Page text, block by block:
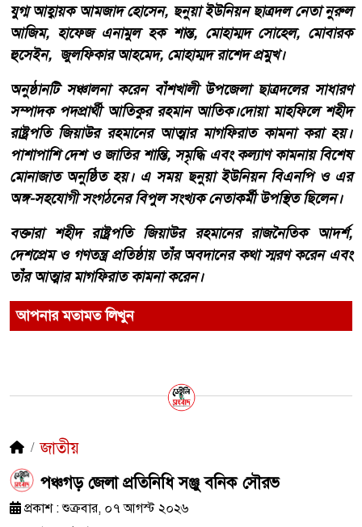
যুগ্ম আহ্বায়ক আমজাদ হোসেন, ছনুয়া ইউনিয়ন ছাত্রদল নেতা নুরুল
আজিম, হাফেজ এনামুল হক শান্ত, মোহাম্মদ সোহেল, মোবারক
হুসেইন, জুলফিকার আহমেদ, মোহাম্মদ রাশেদ প্রমুখ।
অনুষ্ঠানটি সঞ্চালনা করেন বাঁশখালী উপজেলা ছাত্রদলের সাধারণ
সম্পাদক পদপ্রার্থী আতিকুর রহমান আতিক।দোয়া মাহফিলে শহীদ
রাষ্ট্রপতি জিয়াউর রহমানের আত্মার মাগফিরাত কামনা করা হয়।
পাশাপাশি দেশ ও জাতির শান্তি, সমৃদ্ধি এবং কল্যাণ কামনায় বিশেষ
মোনাজাত অনুষ্ঠিত হয়। এ সময় ছনুয়া ইউনিয়ন বিএনপি ও এর
অঙ্গ-সহযোগী সংগঠনের বিপুল সংখ্যক নেতাকর্মী উপস্থিত ছিলেন।
বক্তারা শহীদ রাষ্ট্রপতি জিয়াউর রহমানের রাজনৈতিক আদর্শ,
দেশপ্রেম ও গণতন্ত্র প্রতিষ্ঠায় তাঁর অবদানের কথা স্মরণ করেন এবং
তাঁর আত্মার মাগফিরাত কামনা করেন।
আপনার মতামত লিখুন
জাতীয়
পঞ্চগড় জেলা প্রতিনিধি সঞ্জু বনিক সৌরভ
প্রকাশ : শুক্রবার, ০৭ আগস্ট ২০২৬